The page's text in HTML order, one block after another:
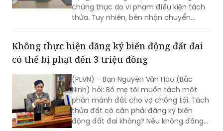
(PLVN) - Bạn Lê Quang Hiệp (Hà Nội) hỏi:
Hợp đồng chuyển nhượng quyền sử
chứng thực do vi phạm điều kiện tách
thửa. Tuy nhiên, bên nhận chuyển
nhượng đã thực hiện hai phần ba nghĩa
vụ hoặc đã trả hết tiền cho bên
chuyển nhượng và đã xây dựng nhà ở
trên đất nhận chuyển nhượng mà
không bị chính quyền địa phương xử lý.
Vậy hợp đồng chuyển nhượng quyền sử
dụng đất này có được công nhận
Không thực hiện đăng ký biến động đất đai
có thể bị phạt đến 3 triệu đồng
(PLVN) - Bạn Nguyễn Văn Hảo (Bắc
Ninh) hỏi: Bố mẹ tôi muốn tách một